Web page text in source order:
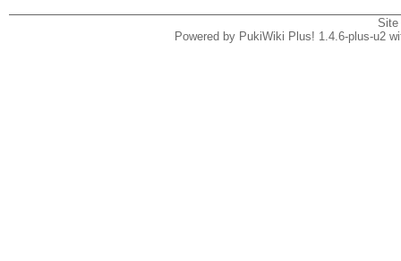
Powered by PukiWiki Plus! 1.4.6-plus-u2